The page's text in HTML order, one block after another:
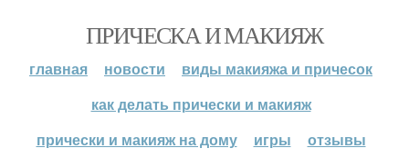
ПРИЧЕСКА И МАКИЯЖ
главная новости
виды макияжа и причесок
как делать прически и макияж
прически и макияж на дому
игры отзывы